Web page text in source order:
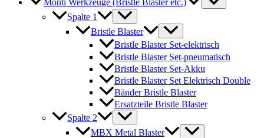
Monti Werkzeuge (Bristle Blaster etc.)
Spalte 1
Bristle Blaster
Bristle Blaster Set-elektrisch
Bristle Blaster Set-pneumatisch
Bristle Blaster Set-Akku
Bristle Blaster Set Elektrisch Double
Bänder Bristle Blaster
Ersatzteile Bristle Blaster
Spalte 2
MBX Metal Blaster